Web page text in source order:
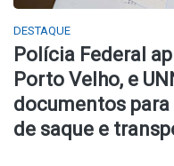
DESTAQUE
Polícia Federal
Porto Velho, e
documentos
de saque e